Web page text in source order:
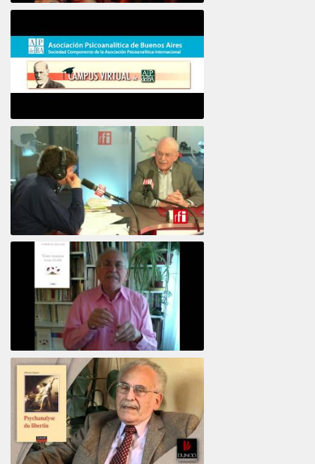
Psicoanálisis por Skype y teléfono Alberto
Eiguer presenta el curso virtual 2017
Votre maison vous révèle